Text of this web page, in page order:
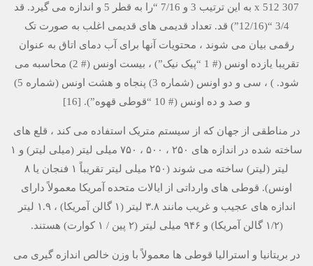
307 x 512 به این ترتیب 3 و 7/16 “را به قطر 5 و اندازه می گیرد. قد
3/4 “(12/16”) قد. تعداد قدیمی های قدیمی اغلب به صورت تک
رقمی بیان می شوند ، محتویات آنها برای آب دمای اتاق به عنوان
تقریبا یازده اونس (# 1 “پیک نیک”) ، بیست اونس (# 2) محاسبه می
شود. ) ، سی و دو اونس (شماره 3) پنجاه و هشت اونس (شماره 5)
و صد و ده اونس (# 10 “قوطی قهوه”). [16]
در مناطقی از جهان که از سیستم متریک استفاده می کند ، قلع های
ساخته شده در اندازه های ۲۵۰ ، ۵۰۰ ، ۷۵۰ میلی لیتر (میلی لیتر) و ۱
لیتر (لیتر) ساخته می شوند (۲۵۰ میلی لیتر تقریباً ۱ فنجان یا ۸
اونس). قوطی های وارداتی از ایالات متحده آمریکا معمولاً دارای
اندازه های عجیب و غریب مانند ۳.۸ لیتر (۱ گالن آمریکا) ، ۱.۹ لیتر
(۱/۲ گالن آمریکا) و ۹۴۶ میلی لیتر (۲ پین / ۱ کوارت) هستند.
در بریتانیا و استرالیا قوطی ها معمولاً با وزن خالص اندازه گیری می